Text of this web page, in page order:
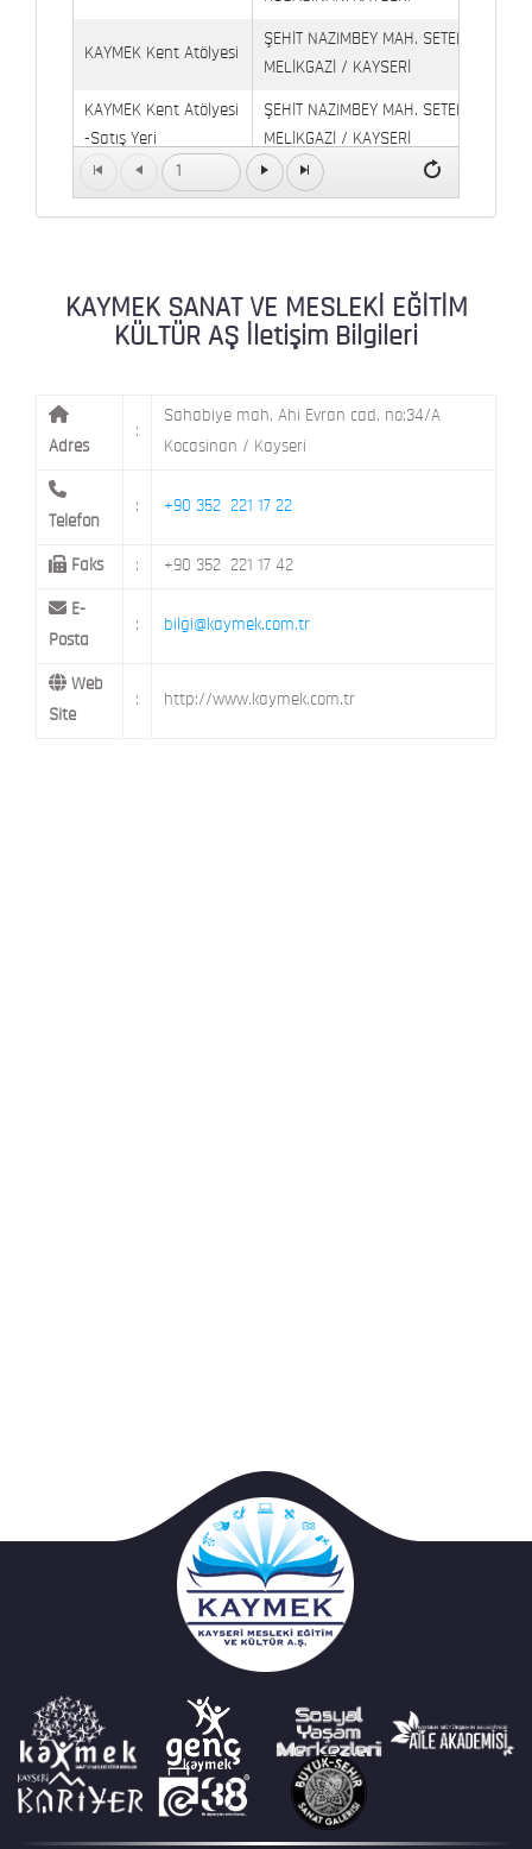
KAYMEK Kent Atölyesi
ŞEHİT NAZIMBEY MAH. SETENÖNÜ
MELİKGAZİ / KAYSERİ
KAYMEK Kent Atölyesi
-Satış Yeri
ŞEHİT NAZIMBEY MAH. SETENÖNÜ
MELİKGAZİ / KAYSERİ
Kaymek Köşk Sosyal
Köşk Mahallesi, Orgeneral Eşref Bitlis
KAYMEK SÜMER MEVLANA MAH. 8. CAD. NO: 28
MİMARSİNAN DEMOKRASİ MAH. FATİN
1
KAYMEK SANAT VE MESLEKİ EĞİTİM
KÜLTÜR AŞ İletişim Bilgileri
Adres
:
Sahabiye mah. Ahi Evran cad. no:34/A
Kocasinan / Kayseri
Telefon
: +90 352 221 17 22
Faks : +90 352 221 17 42
E-
Posta
: bilgi@kaymek.com.tr
Web
Site
: http://www.kaymek.com.tr